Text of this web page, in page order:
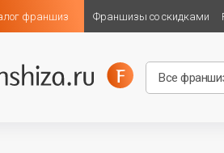
франшиз Франшизы со скидками